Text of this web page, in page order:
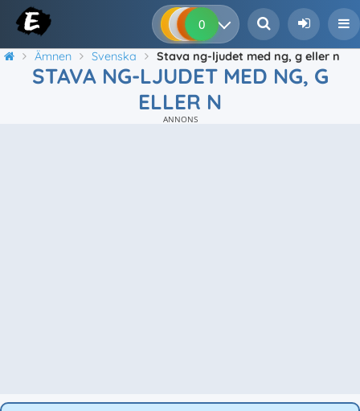
0 0 0
Ämnen Svenska Stava ng-ljudet med ng, g eller n
STAVA NG-LJUDET MED NG, G
ELLER N
ANNONS